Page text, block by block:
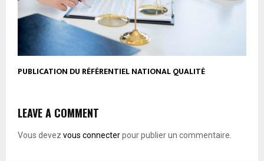
PUBLICATION DU RÉFÉRENTIEL NATIONAL QUALITÉ
LEAVE A COMMENT
Vous devez vous connecterpour publier un commentaire.